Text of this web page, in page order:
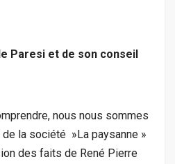
Paresi et de son conseil
nous nous sommes
la société »La paysanne »
des faits de René Pierre